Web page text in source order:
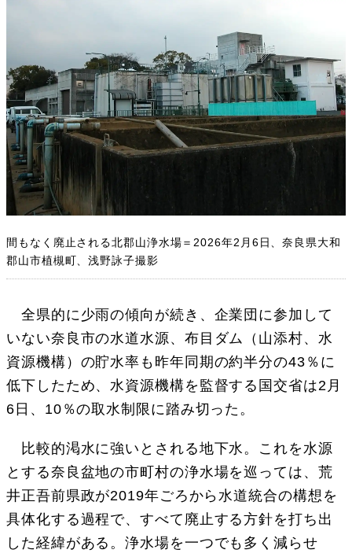
間もなく廃止される北郡山浄水場＝2026年2月6日、奈良県大和
郡山市植槻町、浅野詠子撮影
全県的に少雨の傾向が続き、企業団に参加して
いない奈良市の水道水源、布目ダム（山添村、水
資源機構）の貯水率も昨年同期の約半分の43％に
低下したため、水資源機構を監督する国交省は2月
6日、10％の取水制限に踏み切った。
比較的渇水に強いとされる地下水。これを水源
とする奈良盆地の市町村の浄水場を巡っては、荒
井正吾前県政が2019年ごろから水道統合の構想を
具体化する過程で、すべて廃止する方針を打ち出
した経緯がある。浄水場を一つでも多く減らせ